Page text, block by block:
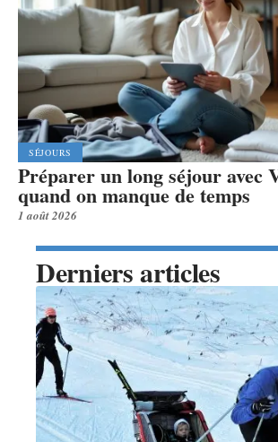
SÉJOURS
Préparer un long séjour avec
quand on manque de temps
1 août 2026
Derniers articles